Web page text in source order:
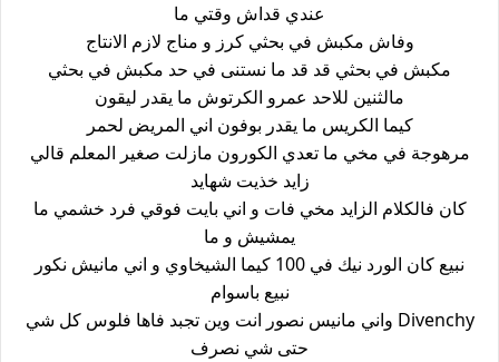
عندي قداش وقتي ما
وفاش مكبش في بحثي كرز و مناج لازم الانتاج
مكبش في بحثي قد قد ما نستنى في حد مكبش في بحثي
مالثنين للاحد عمرو الكرتوش ما يقدر ليقون
كيما الكريس ما يقدر بوفون اني المريض لحمر
مرهوجة في مخي ما تعدي الكورون مازلت صغير المعلم قالي
زايد خذيت شهايد
كان فالكلام الزايد مخي فات و اني بايت فوقي فرد خشمي ما
يمشيش و ما
نبيع كان الورد نيك في 100 كيما الشيخاوي و اني مانيش نكور
نبيع باسوام
Divenchy واني مانيس نصور انت وين تجبد فاها فلوس كل شي
حتى شي نصرف